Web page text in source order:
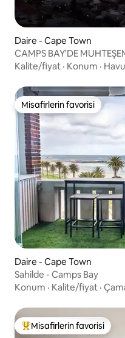
Daire - Cape Town
CAMPS BAY'DE
Kalite/fiyat · Konum ·
Misafirlerin favorisi
Misafirlerin favorisi
Daire - Cape Town
Sahilde - Camps Bay
Konum · Kalite/fiyat ·
Misafirlerin favorilerinden
Misafirlerin favorisi